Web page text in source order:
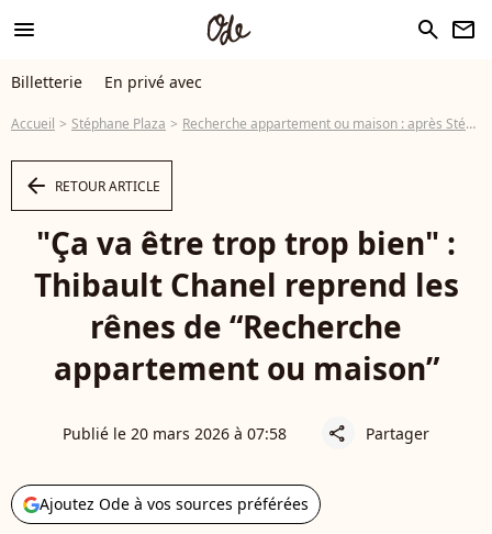
menu search newsletter
Billetterie En privé avec
Accueil Stéphane Plaza Recherche appartement ou maison : après Stéphane Plaza, un autre animateur prend place et son visage vous est très familier !
arrow_left RETOUR ARTICLE
"Ça va être trop trop bien" :
Thibault Chanel reprend les
rênes de “Recherche
appartement ou maison”
Publié le 20 mars 2026 à 07:58 share Partager
Ajoutez Ode à vos sources préférées